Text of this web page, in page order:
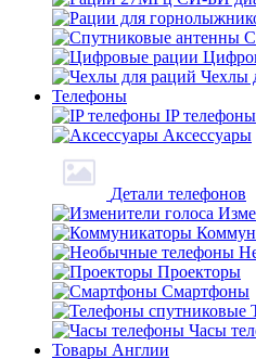
Чехлы
Телефоны
IP телефоны
Аксессуары
Детали телефонов
Проекторы
Смартфоны
Часы
Товары Англии